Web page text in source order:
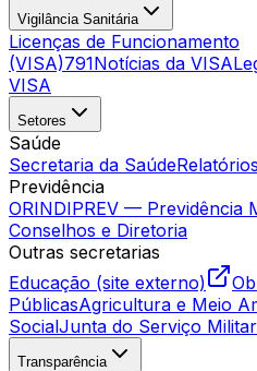
Vigilância Sanitária
Licenças de Funcionamento
(VISA)791Notícias da VISA
VISA
Setores
Saúde
Secretaria da Saúde
Previdência
ORINDIPREV — Previdência
Conselhos e Diretoria
Outras secretarias
Educação (site externo)
PúblicasAgricultura e Meio
SocialJunta do Serviço Militar
Transparência